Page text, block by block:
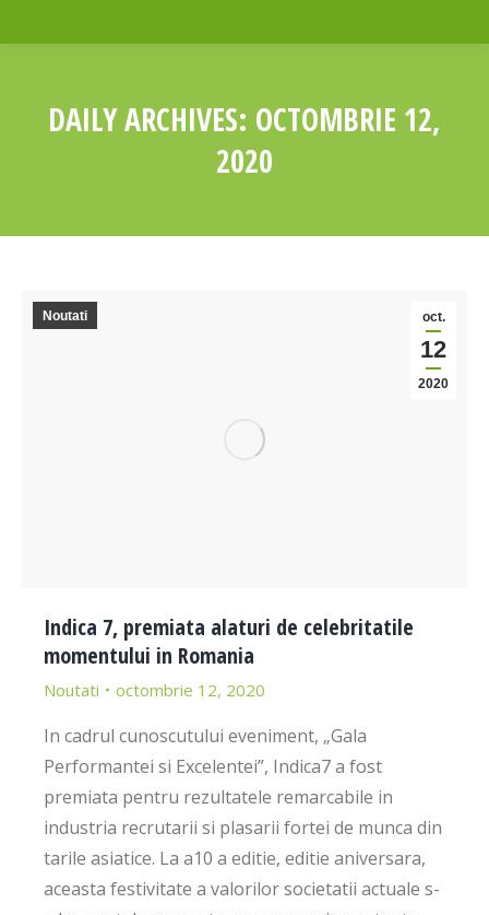
DAILY ARCHIVES: OCTOMBRIE 12,
2020
oct.
12
2020
Noutati
Indica 7, premiata alaturi de celebritatile
momentului in Romania
Noutati octombrie 12, 2020
In cadrul cunoscutului eveniment, „Gala
Performantei si Excelentei”, Indica7 a fost
premiata pentru rezultatele remarcabile in
industria recrutarii si plasarii fortei de munca din
tarile asiatice. La a10 a editie, editie aniversara,
aceasta festivitate a valorilor societatii actuale s-